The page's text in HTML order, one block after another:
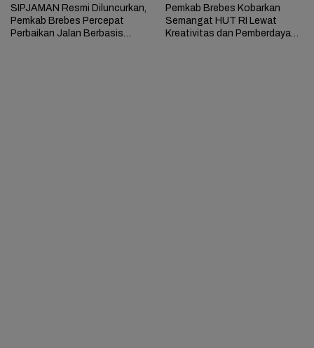
SIPJAMAN Resmi Diluncurkan,
Pemkab Brebes Percepat
Perbaikan Jalan Berbasis
Pemkab Brebes Kobarkan
Semangat HUT RI Lewat
Kreativitas dan Pemberdayaan